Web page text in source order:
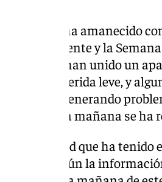
en Málaga ha amanecido
del puente y la
días, se han unido un
con una herida leve, y
que están generando
once de la mañana se
en la ciudad que ha
aliado, según la